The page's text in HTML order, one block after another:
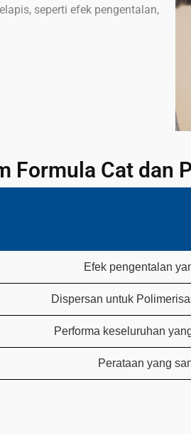
seperti efek pengentalan,
Formula Cat dan
Efek pengentalan
Dispersan untuk
Performa keseluruhan
Perataan yang